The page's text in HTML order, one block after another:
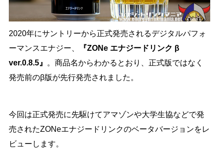
2020年にサントリーから正式発売されるデジタルパフォ
ーマンスエナジー、
『ZONe エナジードリンク β
ver.0.8.5』
。商品名からわかるとおり、正式版ではなく
発売前のβ版が先行発売されました。
今回は正式発売に先駆けてアマゾンや大学生協などで発
売されたZONeエナジードリンクのベータバージョンをレ
ビューします。